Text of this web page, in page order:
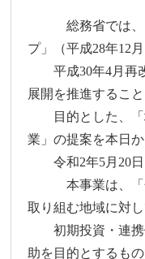
総務省では、「
プ」（平成28年12
平成30年4月再改
展開を推進するこ
目的とした、「
業」の提案を本日
令和2年5月20日
本事業は、「分
取り組む地域に対し
初期投資・連携
助を目的とするもの